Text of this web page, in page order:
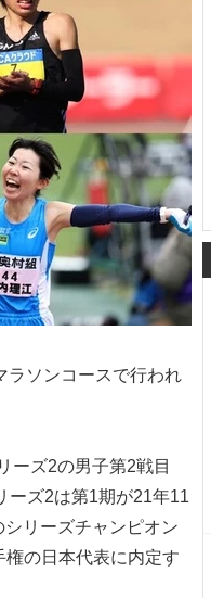
ラソンコースで行われ
ーズ2の男子第2戦目
ーズ2は第1期が21年11
リーズチャンピオン
権の日本代表に内定す